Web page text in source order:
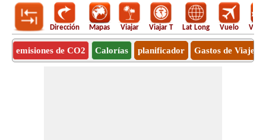
Dirección Mapas Viajar Viajar T Lat Long Vuelo
emisiones de CO2 Calorías planificador Gastos de Viaje